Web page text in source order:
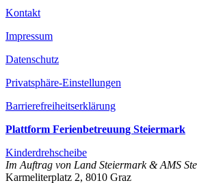
Kontakt
Impressum
Datenschutz
Privatsphäre-Einstellungen
Barrierefreiheitserklärung
Plattform Ferienbetreuung Steiermark
Kinderdrehscheibe
Im Auftrag von Land Steiermark & AMS
Karmeliterplatz 2, 8010 Graz